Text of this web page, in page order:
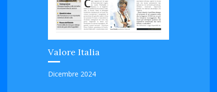
Valore Italia
Dicembre 2024